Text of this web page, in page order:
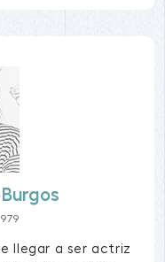
llegar a ser actriz